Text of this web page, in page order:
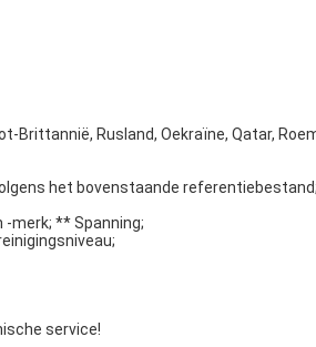
Rusland, Oekraïne, Qatar,
het bovenstaande referentiebestand;
merk; ** Spanning;
service!